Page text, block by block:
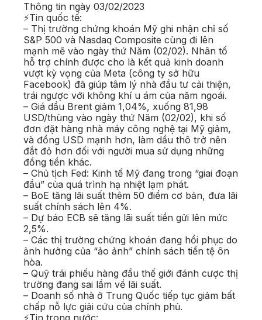
Thông tin ngày 03/02/2023
⚡Tin quốc tế:
– Thị trường chứng khoán Mỹ ghi nhận chỉ số
S&P 500 và Nasdaq Composite cùng đi lên
mạnh mẽ vào ngày thứ Năm (02/02). Nhân tố
hỗ trợ chính được cho là kết quả kinh doanh
vượt kỳ vọng của Meta (công ty sở hữu
Facebook) đã giúp tâm lý nhà đầu tư cải thiện,
trái ngược với không khí u ám của năm ngoái.
– Giá dầu Brent giảm 1,04%, xuống 81,98
USD/thùng vào ngày thứ Năm (02/02), khi số
đơn đặt hàng nhà máy công nghệ tại Mỹ giảm,
và đồng USD mạnh hơn, làm dầu thô trở nên
đắt đỏ hơn đối với người mua sử dụng những
đồng tiền khác.
– Chủ tịch Fed: Kinh tế Mỹ đang trong “giai đoạn
đầu” của quá trình hạ nhiệt lạm phát.
– BoE tăng lãi suất thêm 50 điểm cơ bản, đưa lãi
suất chính sách lên 4%.
– Dự báo ECB sẽ tăng lãi suất tiền gửi lên mức
2,5%.
– Các thị trường chứng khoán đang hồi phục do
ảnh hưởng của “ảo ảnh” chính sách tiền tệ ôn
hòa.
– Quỹ trái phiếu hàng đầu thế giới đánh cược thị
trường đang sai lầm về lãi suất.
– Doanh số nhà ở Trung Quốc tiếp tục giảm bất
chấp nỗ lực giải cứu của chính phủ.